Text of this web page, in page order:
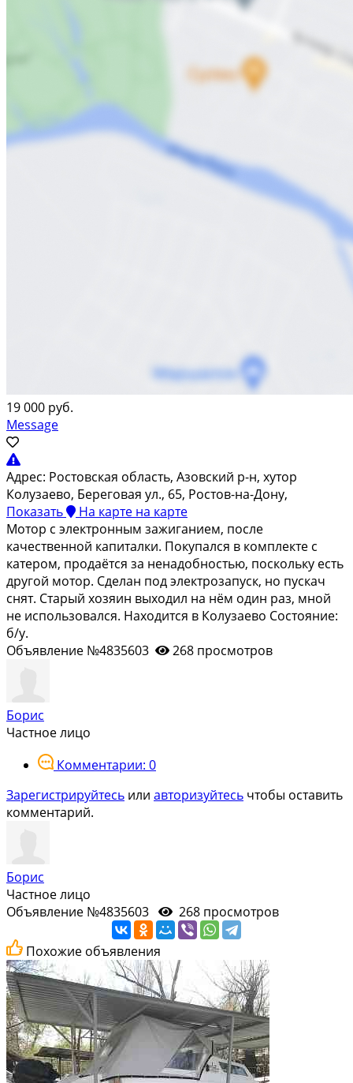
19 000 руб.
Message
Адрес: Ростовская область, Азовский р-н, хутор
Колузаево, Береговая ул., 65, Ростов-на-Дону,
Показать
На карте на карте
Мотор с электронным зажиганием, после
качественной капиталки. Покупался в комплекте с
катером, продаётся за ненадобностью, поскольку есть
другой мотор. Сделан под электрозапуск, но пускач
снят. Старый хозяин выходил на нём один раз, мной
не использовался. Находится в Колузаево Состояние:
б/у.
Объявление №4835603
268 просмотров
Борис
Частное лицо
Комментарии: 0
Зарегистрируйтесь или авторизуйтесь чтобы оставить
комментарий.
Борис
Частное лицо
Объявление №4835603
268 просмотров
Похожие объявления